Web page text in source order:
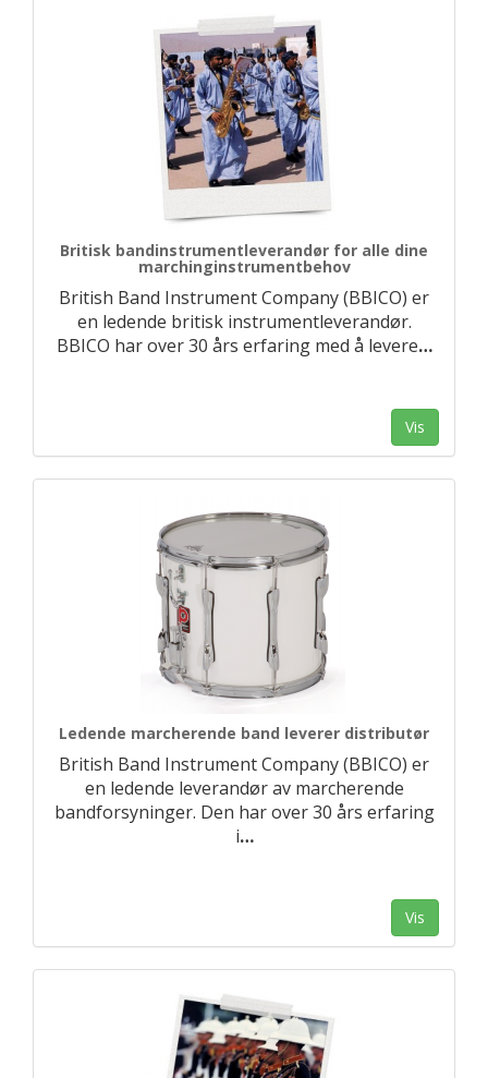
Britisk bandinstrumentleverandør for alle dine
marchinginstrumentbehov
British Band Instrument Company (BBICO) er
en ledende britisk instrumentleverandør.
BBICO har over 30 års erfaring med å levere…
Vis
Ledende marcherende band leverer distributør
British Band Instrument Company (BBICO) er
en ledende leverandør av marcherende
bandforsyninger. Den har over 30 års erfaring
i…
Vis